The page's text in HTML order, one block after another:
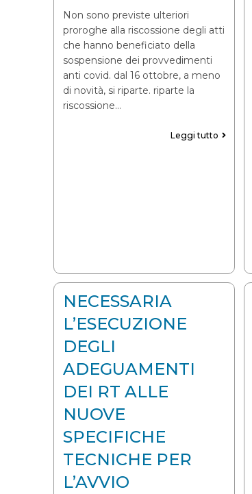
Non sono previste ulteriori
proroghe alla riscossione degli atti
che hanno beneficiato della
sospensione dei provvedimenti
anti covid. dal 16 ottobre, a meno
di novità, si riparte. riparte la
riscossione…
Leggi tutto
NECESSARIA
L’ESECUZIONE
DEGLI
ADEGUAMENTI
DEI RT ALLE
NUOVE
SPECIFICHE
TECNICHE PER
L’AVVIO